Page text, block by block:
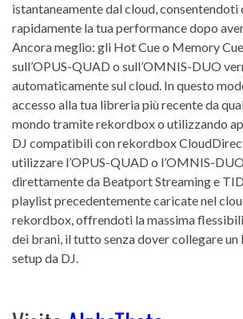
istantaneamente dal cloud, consentendoti
rapidamente la tua performance dopo
Ancora meglio: gli Hot Cue o Memory
sull’OPUS-QUAD o sull’OMNIS-DUO
automaticamente sul cloud. In questo
accesso alla tua libreria più recente da
mondo tramite rekordbox o utilizzando
DJ compatibili con rekordbox
utilizzare l’OPUS-QUAD o l’OMNIS-
direttamente da Beatport Streaming e
playlist precedentemente caricate nel
rekordbox, offrendoti la massima
dei brani, il tutto senza dover collegare
setup da DJ.